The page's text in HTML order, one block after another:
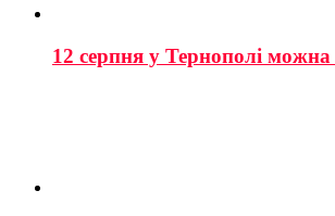
12 серпня у Тернополі можна